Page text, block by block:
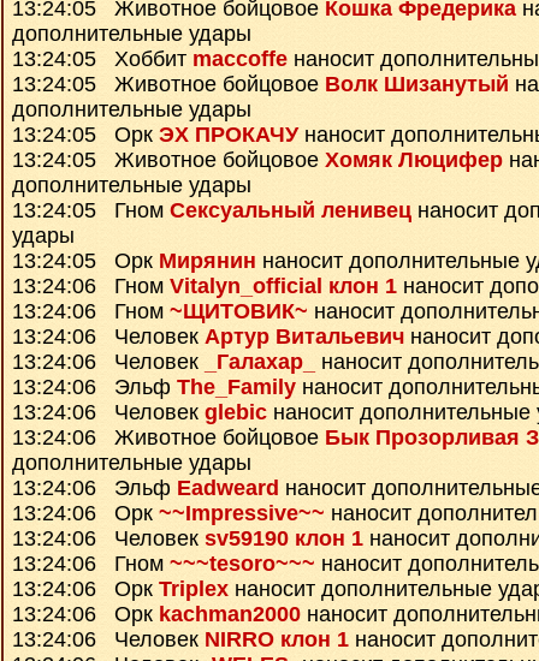
13:24:05 Животное бойцовое Кошка Фредерика
дополнительные удары
13:24:05 Хоббит maccoffe наносит
13:24:05 Животное бойцовое Волк Шизанутый
дополнительные удары
13:24:05 Орк ЭХ ПРОКАЧУнаносит
13:24:05 Животное бойцовое Хомяк Люцифер
дополнительные удары
13:24:05 Гном Сексуальный ленивец наносит
удары
13:24:05 Орк Мирянин наносит дополнительные
13:24:06 Гном Vitalyn_official клон 1 наносит
13:24:06 Гном ~ЩИТОВИК~ наносит
13:24:06 Человек Артур Витальевич наносит
13:24:06 Человек
_Галахар_
наносит
13:24:06 Эльф The_Family наносит
13:24:06 Человек glebic наносит дополнительные
13:24:06 Животное бойцовое Бык Прозорливая
дополнительные удары
13:24:06 Эльф Eadweard наносит
13:24:06 Орк ~~Impressive~~ наносит
13:24:06 Человек sv59190 клон 1 наносит
13:24:06 Гном ~~~tesoro~~~ наносит
13:24:06 Орк Triplex наносит дополнительные
13:24:06 Орк kachman2000 наносит
13:24:06 Человек NIRRO клон 1 наносит